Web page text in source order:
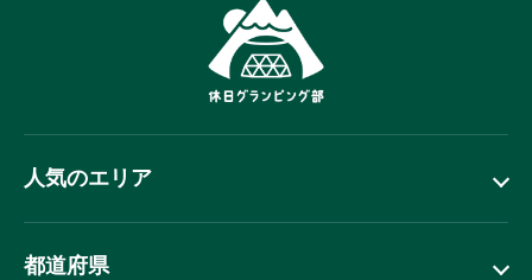
人気のエリア
都道府県